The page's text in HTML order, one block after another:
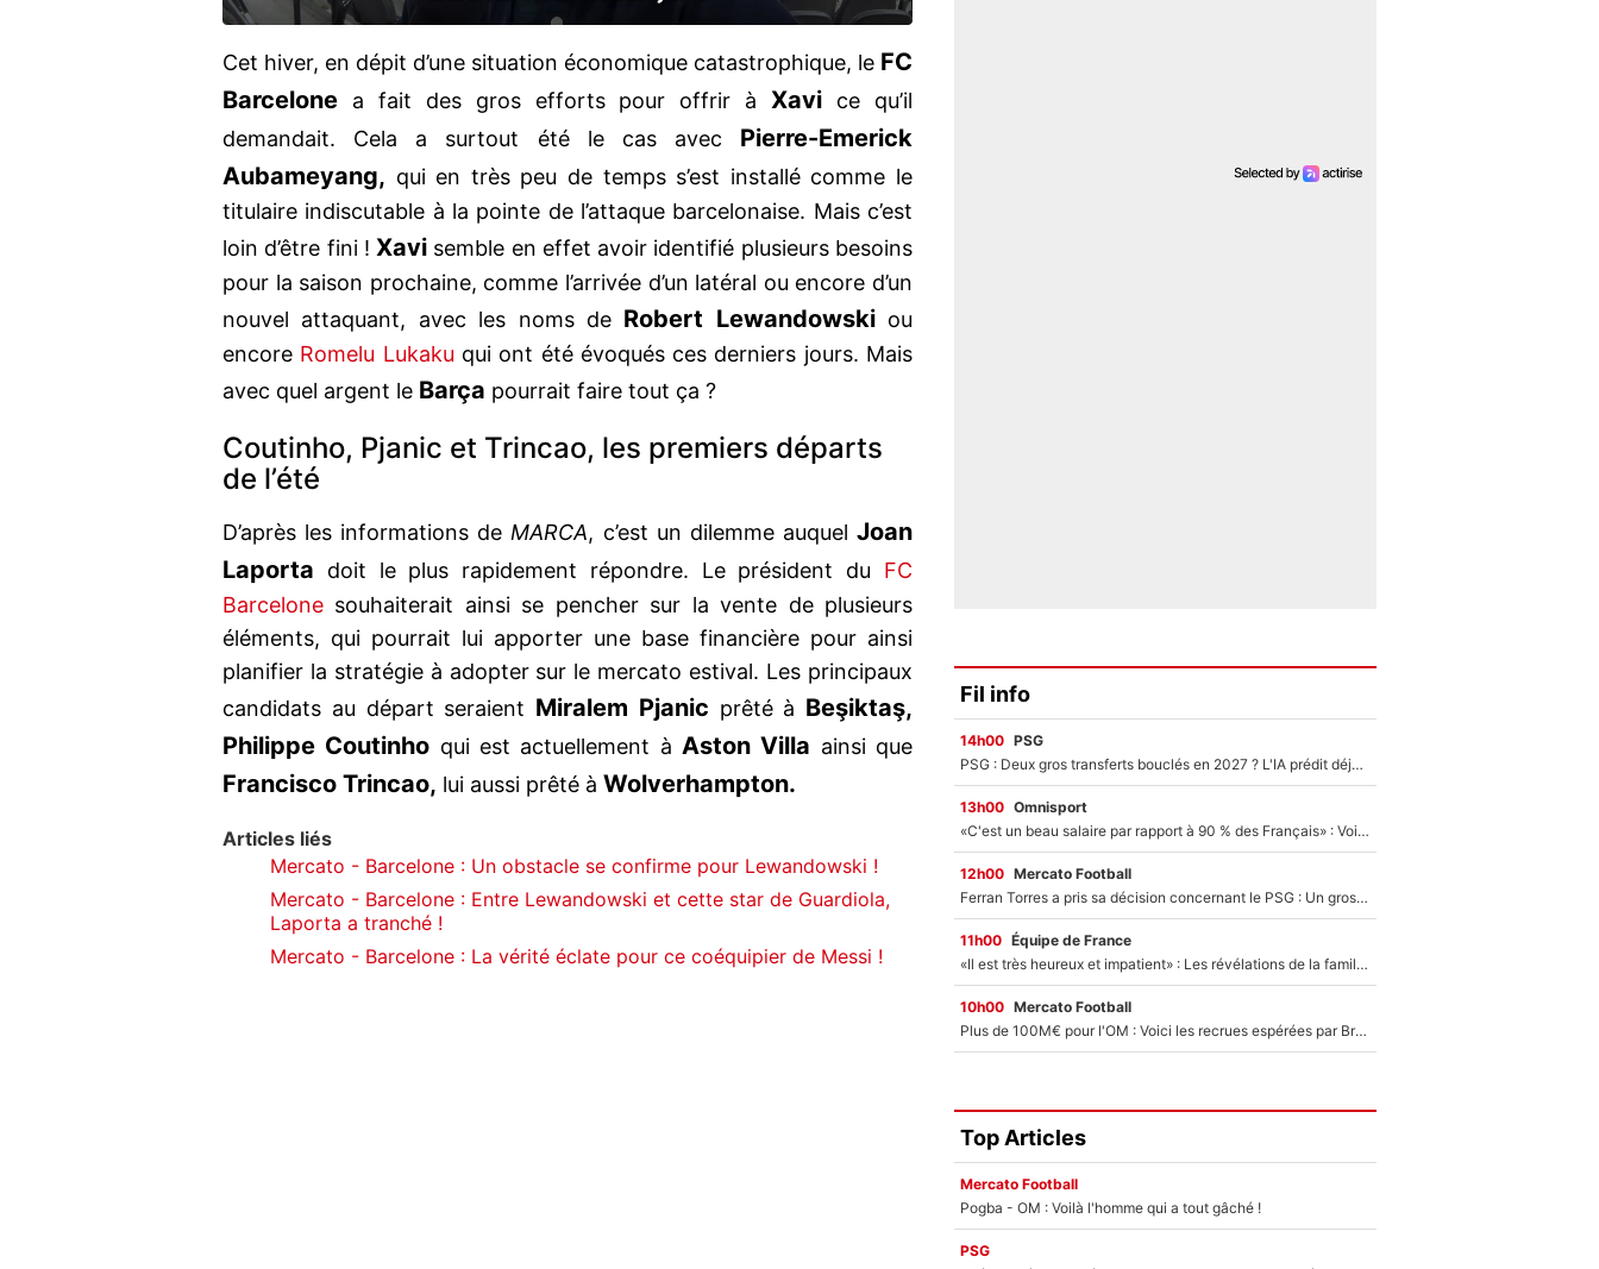
Cet hiver, en dépit d’une situation économique catastrophique, le FC
Barcelone a fait des gros efforts pour offrir àXavi ce qu’il
demandait. Cela a surtout été le cas avec Pierre-Emerick
Aubameyang, qui en très peu de temps s’est installé comme le
titulaire indiscutable à la pointe de l’attaque barcelonaise. Mais c’est
loin d’être fini !Xavi semble en effet avoir identifié plusieurs besoins
pour la saison prochaine, comme l’arrivée d’un latéral ou encore d’un
nouvel attaquant, avec les noms de Robert Lewandowskiou
encore Romelu Lukaku qui ont été évoqués ces derniers jours. Mais
avec quel argent le Barça pourrait faire tout ça ?
Coutinho, Pjanic et Trincao, les premiers départs
de l’été
D’après les informations deMARCA, c’est un dilemme auquelJoan
Laporta doit le plus rapidement répondre. Le président du FC
Barcelone souhaiterait ainsi se pencher sur la vente de plusieurs
éléments, qui pourrait lui apporter une base financière pour ainsi
planifier la stratégie à adopter sur le mercato estival. Les principaux
candidats au départ seraient Miralem Pjanic prêté à Beşiktaş,
Philippe Coutinho qui est actuellement àAston Villa ainsi que
Francisco Trincao, lui aussi prêté à Wolverhampton.
Articles liés
Mercato - Barcelone : Un obstacle se confirme pour Lewandowski !
Mercato - Barcelone : Entre Lewandowski et cette star de Guardiola,
Laporta a tranché !
Mercato - Barcelone : La vérité éclate pour ce coéquipier de Messi !
Fil info
14h00 PSG
PSG : Deux gros transferts bouclés en 2027 ? L'IA prédit déjà les deux joueurs qui pourraient rejoindre Luis Enrique !
13h00 Omnisport
«C'est un beau salaire par rapport à 90 % des Français» : Voilà combien touchait Nelson Monfort sur France Télévisions avant de rejoindre CNews
12h00 Mercato Football
Ferran Torres a pris sa décision concernant le PSG : Un gros club étranger prêt à relancer le feuilleton pour la signature du champion du monde 2026 !
11h00 Équipe de France
«Il est très heureux et impatient» : Les révélations de la famille Zidane sur sa prise de pouvoir en équipe de France !
10h00 Mercato Football
Plus de 100M€ pour l'OM : Voici les recrues espérées par Bruno Genesio et Grégory Lorenzi après l’opération dégraissage
Top Articles
Mercato Football
Pogba - OM : Voilà l'homme qui a tout gâché !
PSG